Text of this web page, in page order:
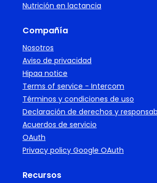
Nutrición en lactancia
Compañía
Nosotros
Aviso de privacidad
Hipaa notice
Terms of service - Intercom
Términos y condiciones de uso
Declaración de derechos y
Acuerdos de servicio
OAuth
Privacy policy Google OAuth
Recursos